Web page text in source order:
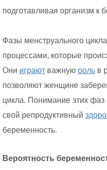
подготавливая организм к
Фазы менструального
процессами, которые
Они играют важную роль в
позволяют женщине
цикла. Понимание этих фаз
свой репродуктивный
беременность.
Вероятность